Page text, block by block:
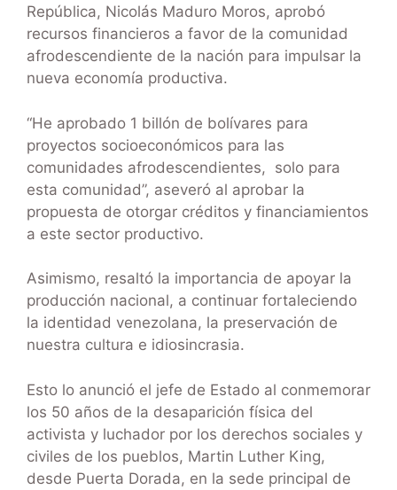
República, Nicolás Maduro Moros, aprobó
recursos financieros a favor de la comunidad
afrodescendiente de la nación para impulsar la
nueva economía productiva.
“He aprobado 1 billón de bolívares para
proyectos socioeconómicos para las
comunidades afrodescendientes, solo para
esta comunidad”, aseveró al aprobar la
propuesta de otorgar créditos y financiamientos
a este sector productivo.
Asimismo, resaltó la importancia de apoyar la
producción nacional, a continuar fortaleciendo
la identidad venezolana, la preservación de
nuestra cultura e idiosincrasia.
Esto lo anunció el jefe de Estado al conmemorar
los 50 años de la desaparición física del
activista y luchador por los derechos sociales y
civiles de los pueblos, Martin Luther King,
desde Puerta Dorada, en la sede principal de